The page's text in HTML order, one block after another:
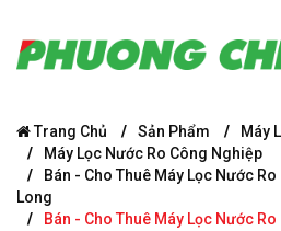
Trang Chủ Sản Phẩm
Máy
Máy Lọc Nước Ro Công Nghiệp
Bán - Cho Thuê Máy Lọc Nước
Long
Bán - Cho Thuê Máy Lọc Nước